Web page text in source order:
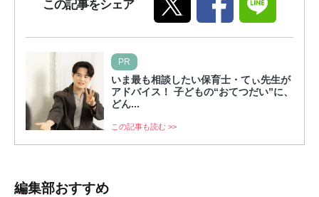
この記事をシェア
PR
いま最も相談したい保育士・てぃ先生が
アドバイス！ 子どもの“おてつだい”に、
どん...
この記事も読む >>
編集部おすすめ